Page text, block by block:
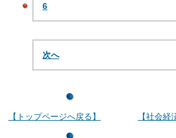
6
次へ
【トップページへ戻る】 【社会経